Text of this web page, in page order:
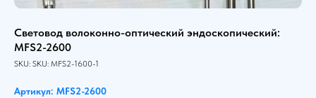
Световод волоконно-оптический эндоскопический:
MFS2-2600
SKU: SKU: MFS2-1600-1
Артикул: MFS2-2600